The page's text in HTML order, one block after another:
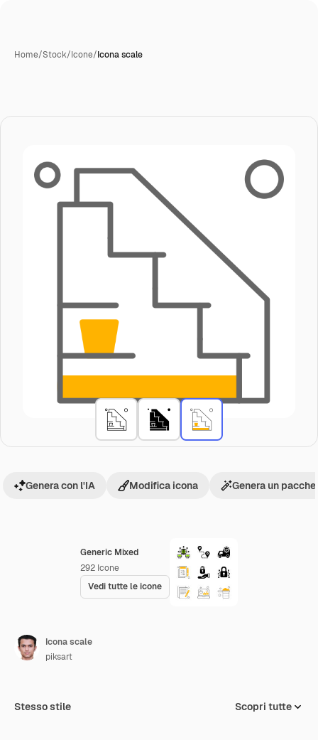
Home/Stock/Icone/Icona scale
Generic Mixed
292 Icone
Vedi tutte le icone
Genera con l'IA Modifica icona Genera un
Icona scale
piksart
Stesso stile Scopri tutte